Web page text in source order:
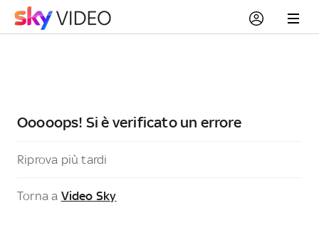
Ooooops! Si è verificato un errore
Riprova più tardi
Torna a Video Sky